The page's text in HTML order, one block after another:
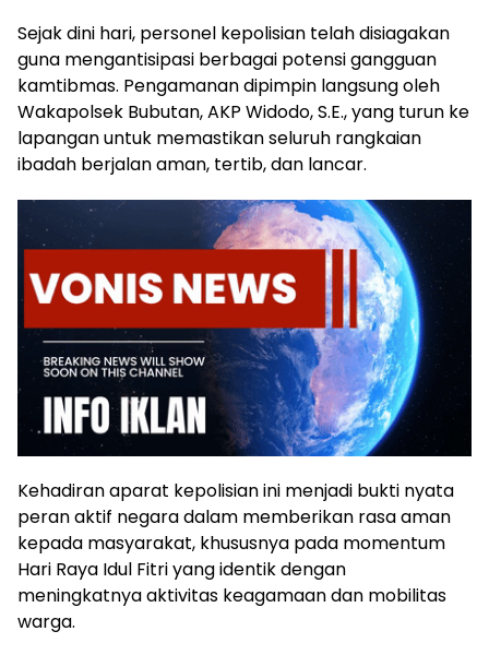
Sejak dini hari, personel kepolisian telah disiagakan
guna mengantisipasi berbagai potensi gangguan
kamtibmas. Pengamanan dipimpin langsung oleh
Wakapolsek Bubutan, AKP Widodo, S.E., yang turun ke
lapangan untuk memastikan seluruh rangkaian
ibadah berjalan aman, tertib, dan lancar.
Kehadiran aparat kepolisian ini menjadi bukti nyata
peran aktif negara dalam memberikan rasa aman
kepada masyarakat, khususnya pada momentum
Hari Raya Idul Fitri yang identik dengan
meningkatnya aktivitas keagamaan dan mobilitas
warga.